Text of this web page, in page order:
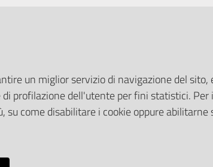
Pubblicità legale
Albo Pretorio
Privacy Policy
Attuazione Misure PNRR
un miglior servizio di navigazione del
profilazione dell'utente per fini statistici. Per
come disabilitare i cookie oppure